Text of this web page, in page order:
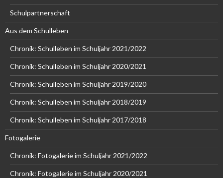
Schulpartnerschaft
Aus dem Schulleben
Chronik: Schulleben im Schuljahr 2021/2022
Chronik: Schulleben im Schuljahr 2020/2021
Chronik: Schulleben im Schuljahr 2019/2020
Chronik: Schulleben im Schuljahr 2018/2019
Chronik: Schulleben im Schuljahr 2017/2018
Fotogalerie
Chronik: Fotogalerie im Schuljahr 2021/2022
Chronik: Fotogalerie im Schuljahr 2020/2021